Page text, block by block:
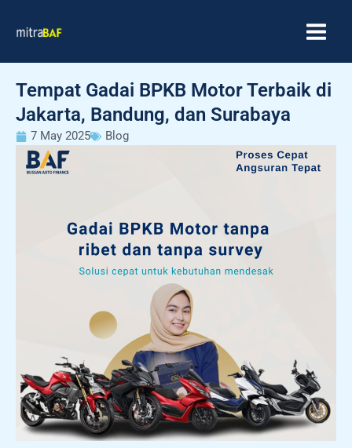
Tempat Gadai BPKB Motor Terbaik di
Jakarta, Bandung, dan Surabaya
7 May 2025 Blog